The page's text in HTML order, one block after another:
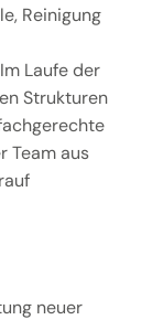
Reinigung
Laufe der
Strukturen
Team aus
neuer